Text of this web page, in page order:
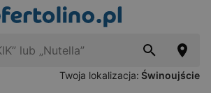
Twoja lokalizacja: Świnoujście